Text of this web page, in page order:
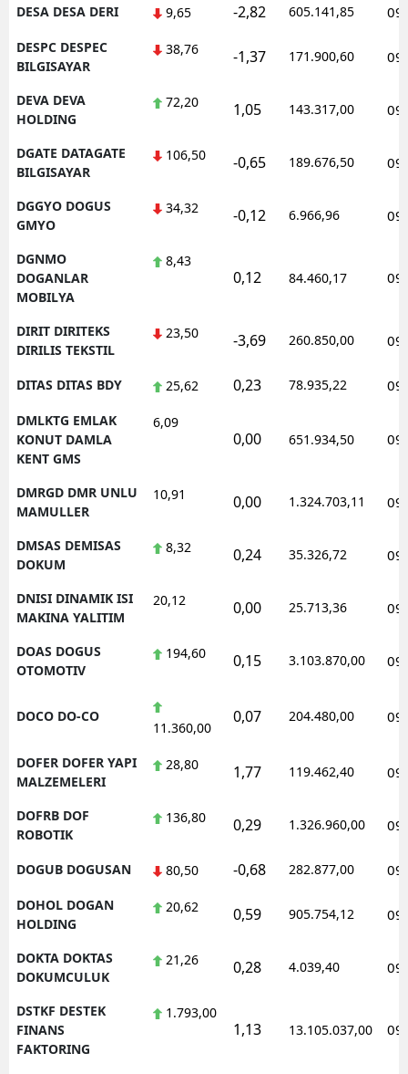
DESA DESA DERI 9,65 -2,82 605.141,85
DESPC DESPEC
BILGISAYAR
38,76 -1,37 171.900,60
DEVA DEVA
HOLDING
72,20 1,05 143.317,00
DGATE DATAGATE
BILGISAYAR
106,50 -0,65 189.676,50
DGGYO DOGUS
GMYO
34,32 -0,12 6.966,96
DGNMO
DOGANLAR
MOBILYA
8,43
0,12 84.460,17
DIRIT DIRITEKS
DIRILIS TEKSTIL
23,50 -3,69 260.850,00
DITAS DITAS BDY 25,62 0,23 78.935,22
DMLKTG EMLAK
KONUT DAMLA
KENT GMS
6,09
0,00 651.934,50
DMRGD DMR UNLU
MAMULLER
10,91 0,00 1.324.703,11
DMSAS DEMISAS
DOKUM
8,32 0,24 35.326,72
DNISI DINAMIK ISI
MAKINA YALITIM
20,12 0,00 25.713,36
DOAS DOGUS
OTOMOTIV
194,60 0,15 3.103.870,00
DOCO DO-CO
11.360,00
0,07 204.480,00
DOFER DOFER YAPI
MALZEMELERI
28,80 1,77 119.462,40
DOFRB DOF
ROBOTIK
136,80 0,29 1.326.960,00
DOGUB DOGUSAN 80,50 -0,68 282.877,00
DOHOL DOGAN
HOLDING
20,62 0,59 905.754,12
DOKTA DOKTAS
DOKUMCULUK
21,26 0,28 4.039,40
DSTKF DESTEK
FINANS
FAKTORING
1.793,00
1,13 13.105.037,00